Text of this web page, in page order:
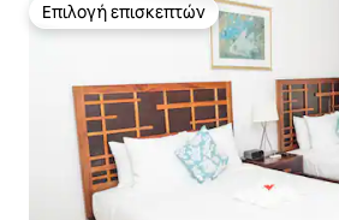
Επιλογή επισκεπτών
Επιλογή επισκεπτών